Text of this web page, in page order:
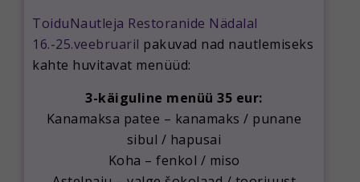
ToiduNautleja Restoranide Nädalal
16.-25.veebruaril pakuvad nad nautlemiseks
kahte huvitavat menüüd:
3-käiguline menüü 35 eur:
Kanamaksa patee – kanamaks / punane
sibul / hapusai
Koha – fenkol / miso